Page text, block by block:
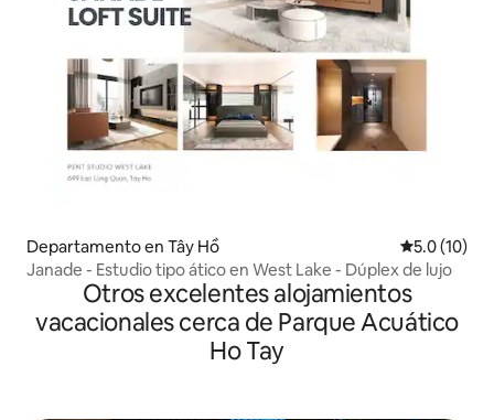
Departamento en Tây Hồ Calificación
5.0 (10)
Janade - Estudio tipo ático en West Lake - Dúplex de lujo
Otros excelentes alojamientos
vacacionales cerca de Parque Acuático
Ho Tay